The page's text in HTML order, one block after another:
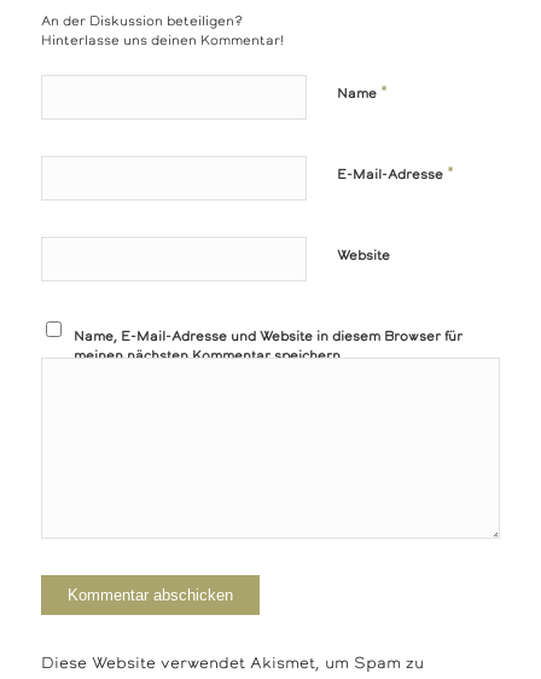
An der Diskussion beteiligen?
Hinterlasse uns deinen Kommentar!
Name *
E-Mail-Adresse *
Website
Name, E-Mail-Adresse und Website in diesem Browser für
meinen nächsten Kommentar speichern.
Diese Website verwendet Akismet, um Spam zu